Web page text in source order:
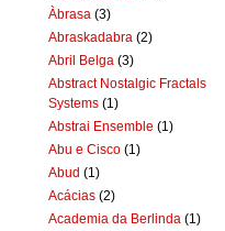
Àbrasa (3)
Abraskadabra (2)
Abril Belga (3)
Abstract Nostalgic Fractals
Systems (1)
Abstrai Ensemble (1)
Abu e Cisco (1)
Abud (1)
Acácias (2)
Academia da Berlinda (1)